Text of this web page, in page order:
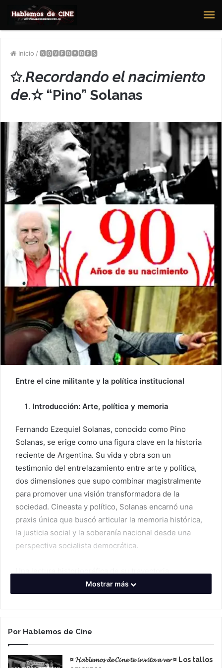
Inicio / 🅽🅾🆅🅴🅳🅰🅳🅴🆂
✩.𝘙𝘦𝘤𝘰𝘳𝘥𝘢𝘯𝘥𝘰 𝘦𝘭 𝘯𝘢𝘤𝘪𝘮𝘪𝘦𝘯𝘵𝘰
𝘥𝘦.✫ “Pino” Solanas
Entre el cine militante y la política institucional
Introducción: Arte, política y memoria
Fernando Ezequiel Solanas, conocido como Pino
Solanas, se erige como una figura clave en la historia
reciente de Argentina. Su vida y obra son un
testimonio del entrelazamiento entre arte y política,
dos dimensiones que supo combinar magistralmente
para promover una visión transformadora de la
sociedad. Cineasta y político, Solanas encarnó una
praxis única que buscó articular la memoria histórica,
la justicia social y la soberanía nacional desde una
perspectiva socialista democrática.
explorando cómo su pensamiento y acción se
desarrollaron en un contexto de profundas
convulsiones políticas y sociales en Argentina y
acción revolucionaria en los años 60, hasta su rol
como legislador y defensor del medio ambiente,
Solanas construyó un legado que invita a reflexionar
Mostrar más
Por Hablemos de Cine
¤ 𝓗𝓪𝓫𝓵𝓮𝓶𝓸𝓼 𝓭𝓮 𝓒𝓲𝓷𝓮 𝓽𝓮 𝓲𝓷𝓿𝓲𝓽𝓪 𝓪 𝓿𝓮𝓻 ¤ Los tallos